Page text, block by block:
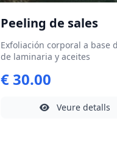
Peeling de sales
Exfoliación corporal a base
de laminaria y aceites
€ 30.00
Veure detalls